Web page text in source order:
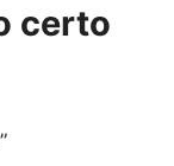
certo